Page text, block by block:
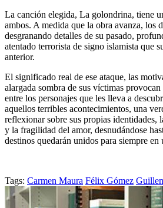
La canción elegida, La golondrina, tiene
ambos. A medida que la obra avanza, los
desgranando detalles de su pasado,
atentado terrorista de signo islamista que
anterior.
El significado real de ese ataque, las
alargada sombra de sus víctimas
entre los personajes que les lleva a
aquellos terribles acontecimientos, una
reflexionar sobre sus propias identidades,
y la fragilidad del amor, desnudándose
destinos quedarán unidos para siempre
Tags: Carmen Maura Félix Gómez